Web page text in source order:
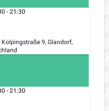
e
S
c
-
N
- 21:30
Kolpingstraße 9, Glandorf,
- 21:30